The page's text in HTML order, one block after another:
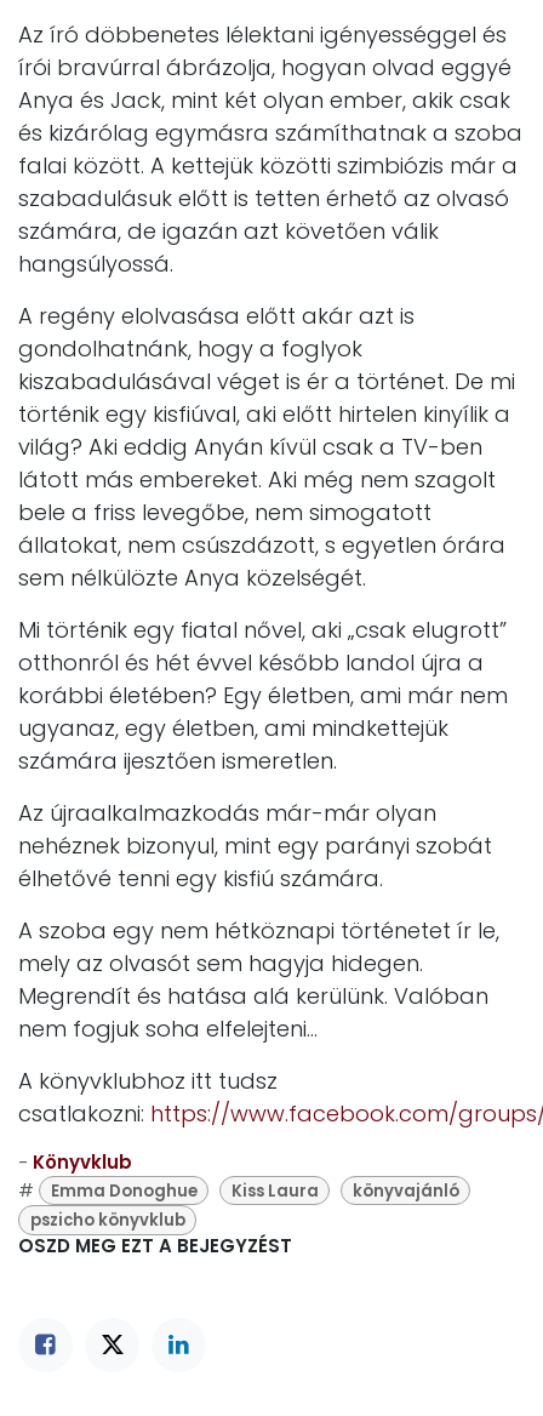
Az író döbbenetes lélektani igényességgel és
írói bravúrral ábrázolja, hogyan olvad eggyé
Anya és Jack, mint két olyan ember, akik csak
és kizárólag egymásra számíthatnak a szoba
falai között. A kettejük közötti szimbiózis már a
szabadulásuk előtt is tetten érhető az olvasó
számára, de igazán azt követően válik
hangsúlyossá.
A regény elolvasása előtt akár azt is
gondolhatnánk, hogy a foglyok
kiszabadulásával véget is ér a történet. De mi
történik egy kisfiúval, aki előtt hirtelen kinyílik a
világ? Aki eddig Anyán kívül csak a TV-ben
látott más embereket. Aki még nem szagolt
bele a friss levegőbe, nem simogatott
állatokat, nem csúszdázott, s egyetlen órára
sem nélkülözte Anya közelségét.
Mi történik egy fiatal nővel, aki „csak elugrott”
otthonról és hét évvel később landol újra a
korábbi életében? Egy életben, ami már nem
ugyanaz, egy életben, ami mindkettejük
számára ijesztően ismeretlen.
Az újraalkalmazkodás már-már olyan
nehéznek bizonyul, mint egy parányi szobát
élhetővé tenni egy kisfiú számára.
A szoba egy nem hétköznapi történetet ír le,
mely az olvasót sem hagyja hidegen.
Megrendít és hatása alá kerülünk. Valóban
nem fogjuk soha elfelejteni…
A könyvklubhoz itt tudsz
csatlakozni: https://www.facebook.com/groups/
- Könyvklub
#
Emma Donoghue Kiss Laura
könyvajánló
pszicho könyvklub
OSZD MEG EZT A BEJEGYZÉST